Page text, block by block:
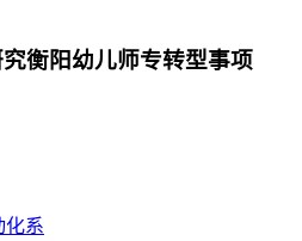
化系
衡阳幼儿师专转型事项